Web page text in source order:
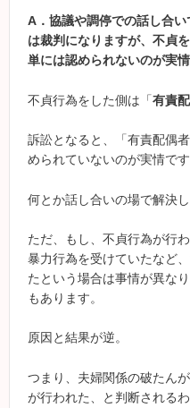
A ． 協議や調停での話し合
は裁判になりますが、不貞
単には認められないのが実情
不貞行為をした側は「有責
訴訟となると、「有責配偶
められていないのが実情です
何とか話し合いの場で解決し
ただ、もし、不貞行為が行
暴力行為を受けていたなど
たという場合は事情が異な
もあります。
原因と結果が逆。
つまり、夫婦関係の破たん
が行われた、と判断されるわ